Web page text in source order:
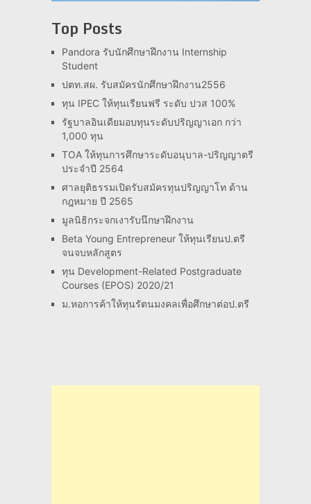
Top Posts
Pandora รับนักศึกษาฝึกงาน Internship
Student
ปตท.สผ. รับสมัครนักศึกษาฝึกงาน2556
ทุน IPEC ให้ทุนเรียนฟรี ระดับ ปวส 100%
รัฐบาลอินเดียมอบทุนระดับปริญญาเอก กว่า
1,000 ทุน
TOA ให้ทุนการศึกษาระดับอนุบาล-ปริญญาตรี
ประจำปี 2564
ศาลยุติธรรมเปิดรับสมัครทุนปริญญาโท ด้าน
กฎหมาย ปี 2565
มูลนิธิกระจกเงารับนึกษาฝึกงาน
Beta Young Entrepreneur ให้ทุนเรียนป.ตรี
จนจบหลักสูตร
ทุน Development-Related Postgraduate
Courses (EPOS) 2020/21
ม.หอการค้าให้ทุนรัตนมงคลเพื่อศึกษาต่อป.ตรี